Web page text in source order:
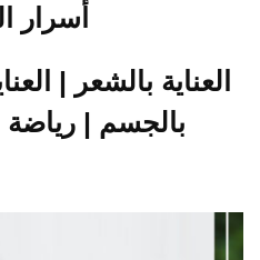
أسرار
العناية بالشعر |
بالجسم |